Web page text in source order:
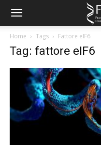
Home Tags Fattore eIF6
Tag: fattore eIF6